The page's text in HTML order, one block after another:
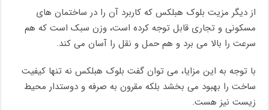
از دیگر مزیت بلوک هبلکس که کاربرد آن را در ساختمان های
مسکونی و تجاری قابل توجه کرده است، وزن سبک است که هم
سرعت را بالا می برد و هم حمل و نقل را آسان می کند.
با توجه به این مزایا، می توان گفت بلوک هبلکس نه تنها کیفیت
ساخت را بهبود می بخشد بلکه مقرون به صرفه و دوستدار محیط
زیست نیز هست.